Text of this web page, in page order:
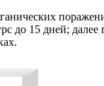
до 15 дней; далее